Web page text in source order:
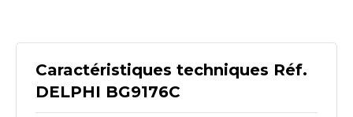
Caractéristiques techniques Réf.
DELPHI BG9176C